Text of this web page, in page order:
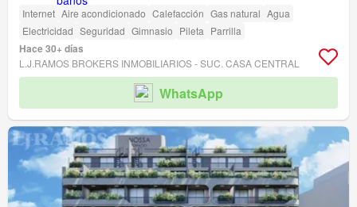
Internet Aire acondicionado Calefacción Gas natural Agua
Electricidad Seguridad Gimnasio Pileta Parrilla
Hace 30+ días
L.J.RAMOS BROKERS INMOBILIARIOS - SUC. CASA CENTRAL
WhatsApp